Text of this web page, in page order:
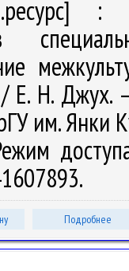
:
Е. Н. Джух.
им. Янки
Подробнее